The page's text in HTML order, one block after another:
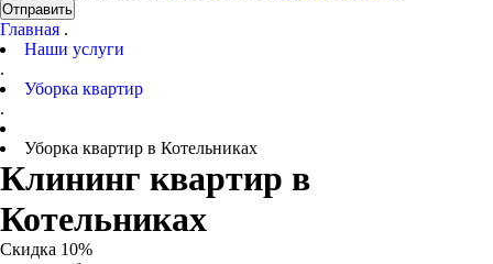
Отправить
Главная .
Наши услуги
.
Уборка квартир
.
Уборка квартир в Котельниках
Клининг квартир в
Котельниках
Скидка 10%